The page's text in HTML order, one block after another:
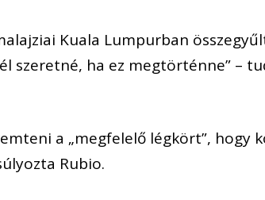
Kuala Lumpurban
szeretné, ha ez megtörténne” –
a „megfelelő légkört”, hogy
Rubio.